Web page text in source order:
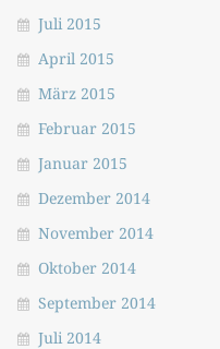
Juli 2015
April 2015
März 2015
Februar 2015
Januar 2015
Dezember 2014
November 2014
Oktober 2014
September 2014
Juli 2014